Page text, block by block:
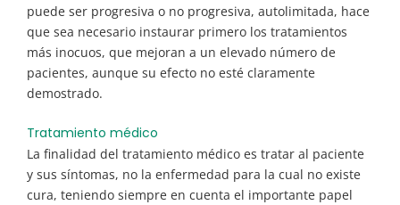
puede ser progresiva o no progresiva, autolimitada, hace
que sea necesario instaurar primero los tratamientos
más inocuos, que mejoran a un elevado número de
pacientes, aunque su efecto no esté claramente
demostrado.
Tratamiento médico
La finalidad del tratamiento médico es tratar al paciente
y sus síntomas, no la enfermedad para la cual no existe
cura, teniendo siempre en cuenta el importante papel